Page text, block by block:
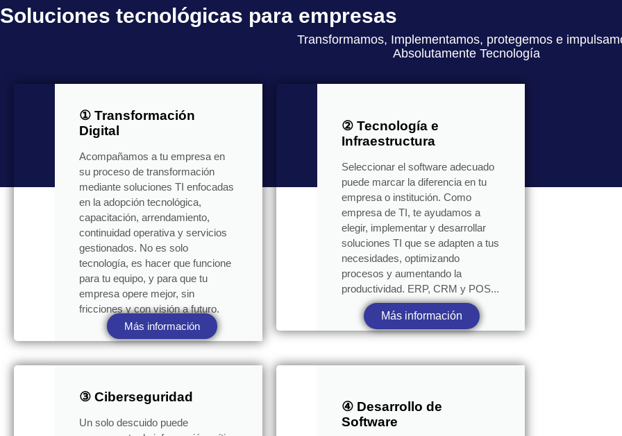
Soluciones tecnológicas para empresas
Transformamos, Implementamos, protegemos e
Absolutamente Tecnología
① Transformación
Digital
Acompañamos a tu empresa en
su proceso de transformación
mediante soluciones TI enfocadas
en la adopción tecnológica,
capacitación, arrendamiento,
continuidad operativa y servicios
gestionados. No es solo
tecnología, es hacer que funcione
para tu equipo, y para que tu
empresa opere mejor, sin
fricciones y con visión a futuro.
Más información
② Tecnología e
Infraestructura
Seleccionar el software adecuado
puede marcar la diferencia en tu
empresa o institución. Como
empresa de TI, te ayudamos a
elegir, implementar y desarrollar
soluciones TI que se adapten a tus
necesidades, optimizando
procesos y aumentando la
productividad. ERP, CRM y POS...
Más información
③ Ciberseguridad
Un solo descuido puede
④ Desarrollo de
Software